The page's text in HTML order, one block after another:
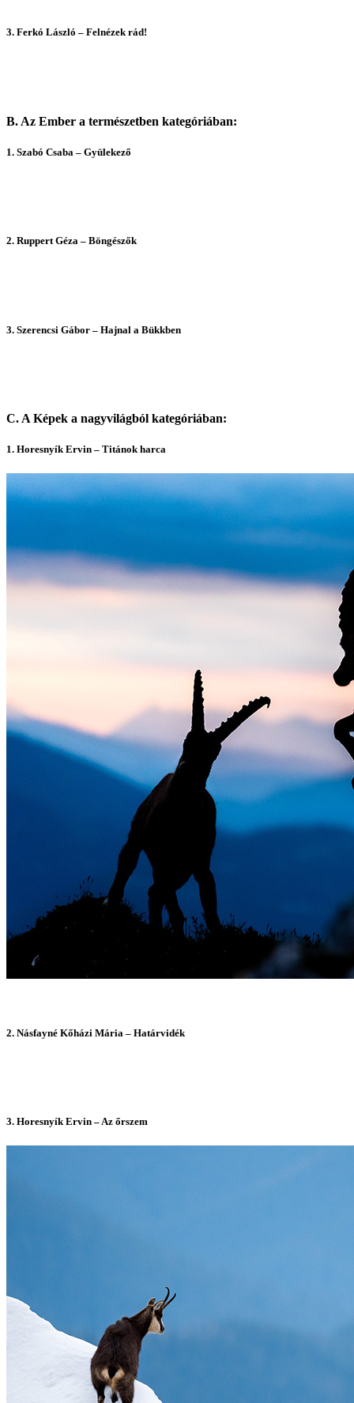
3. Ferkó László – Felnézek rád!
B. Az Ember a természetben kategóriában:
1. Szabó Csaba – Gyülekező
2. Ruppert Géza – Böngészők
3. Szerencsi Gábor – Hajnal a Bükkben
C. A Képek a nagyvilágból kategóriában:
1. Horesnyík Ervin – Titánok harca
2. Násfayné Kőházi Mária – Határvidék
3. Horesnyík Ervin – Az őrszem